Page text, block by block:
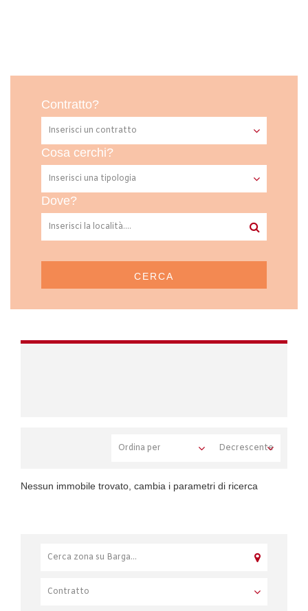
Contratto?
Cosa cerchi?
Dove?
CERCA
Nessun immobile trovato, cambia i parametri di ricerca